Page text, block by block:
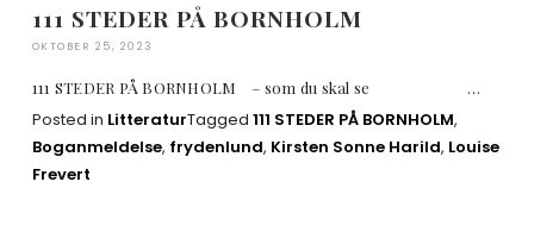
111 STEDER PÅ BORNHOLM
OKTOBER 25, 2023
111 STEDER PÅ BORNHOLM – som du skal se …
Posted in LitteraturTagged 111 STEDER PÅ BORNHOLM,
Boganmeldelse, frydenlund, Kirsten Sonne Harild, Louise
Frevert